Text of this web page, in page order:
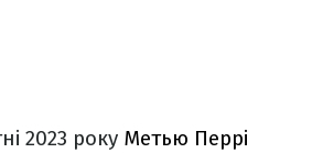
2023 року Метью Перрі